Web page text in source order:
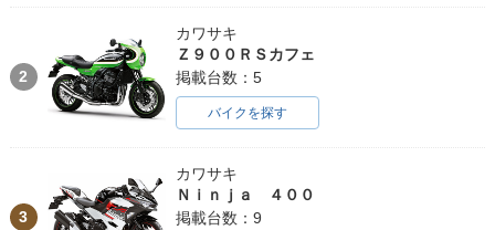
2
カワサキ
Ｚ９００ＲＳカフェ
掲載台数：5
バイクを探す
3
カワサキ
Ｎｉｎｊａ ４００
掲載台数：9